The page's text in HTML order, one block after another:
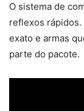
O sistema de
reflexos
exato e armas
parte do pacote.